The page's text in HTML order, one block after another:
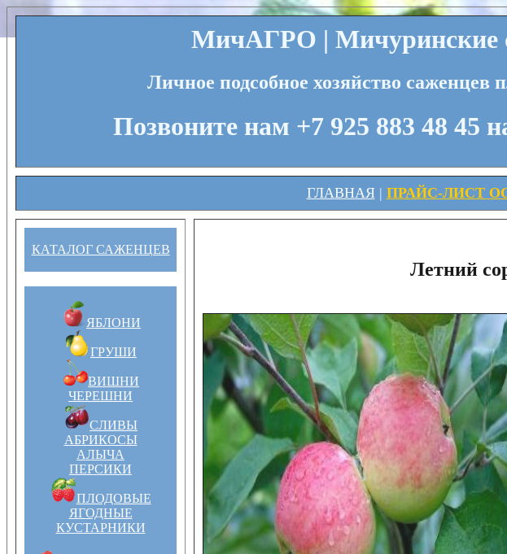
МичАГРО | Мичуринские
Личное подсобное хозяйство саженцев
Позвоните нам +7 925 883 48 45
ГЛАВНАЯ| ПРАЙС-ЛИСТ
КАТАЛОГ САЖЕНЦЕВ
ЯБЛОНИ
ГРУШИ
ВИШНИ
ЧЕРЕШНИ
СЛИВЫ
АБРИКОСЫ
АЛЫЧА
ПЕРСИКИ
ПЛОДОВЫЕ
ЯГОДНЫЕ
КУСТАРНИКИ
Летний